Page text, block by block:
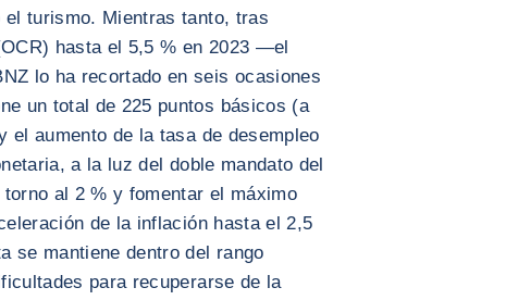
turismo. Mientras tanto, tras
hasta el 5,5 % en 2023 —el
lo ha recortado en seis ocasiones
un total de 225 puntos básicos (a
el aumento de la tasa de desempleo
a la luz del doble mandato del
al 2 % y fomentar el máximo
de la inflación hasta el 2,5
se mantiene dentro del rango
para recuperarse de la